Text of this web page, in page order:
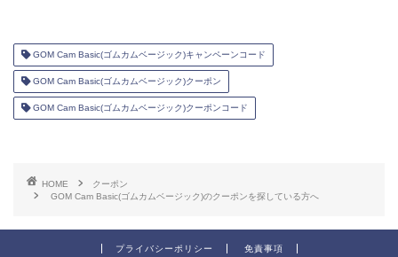
GOM Cam Basic(ゴムカムベージック)キャンペーンコード
GOM Cam Basic(ゴムカムベージック)クーポン
GOM Cam Basic(ゴムカムベージック)クーポンコード
HOME
クーポン
GOM Cam Basic(ゴムカムベージック)のクーポンを探している方へ
プライバシーポリシー 免責事項